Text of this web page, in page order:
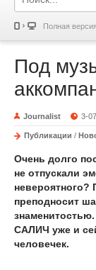
Полная
Под
Journalist 3-
Публикации /
Очень долго
не отпускали
невероятного?
преподносит
САЛИЧ уже и
человечек.